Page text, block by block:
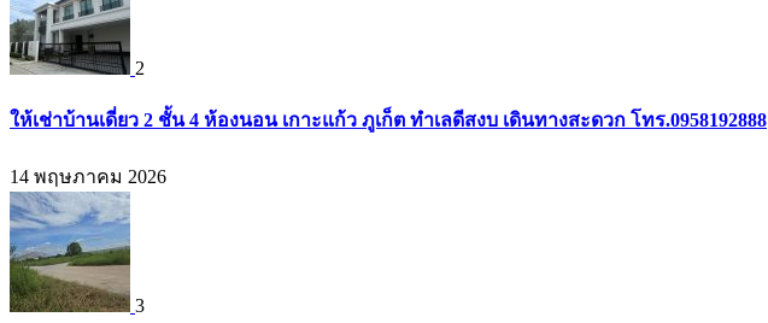
2
ให้เช่าบ้านเดี่ยว 2 ชั้น 4 ห้องนอน เกาะแก้ว ภูเก็ต ทำเลดีสงบ เดินทางสะดวก โทร.0958192888
14 พฤษภาคม 2026
3